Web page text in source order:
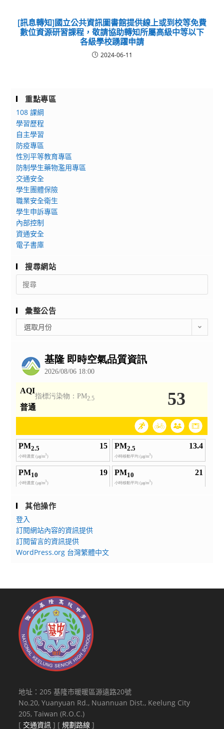
[訊息轉知]國立公共資訊圖書館提供線上或到校等免費
數位資源研習課程，敬請協助轉知所屬高級中等以下
各級學校踴躍申請
2024-06-11
重點專區
108 課綱
學習歷程
自主學習
防疫專區
性別平等教育專區
防制學生藥物濫用專區
交通安全
學生團體保險
職業安全衛生
學生申訴專區
內部控制
資通安全
電子書庫
搜尋網站
Search
for:
彙整公告
整
選取月份
其他操作
登入
訂閱網站內容的資訊提供
訂閱留言的資訊提供
WordPress.org 台灣繁體中文
地址：205 基隆市暖暖區源遠路20號
No.20, Yuanyuan Rd., Nuannuan Dist., Keelung City
205, Taiwan (R.O.C.)
[ 交通資訊 ] [規劃路線 ]